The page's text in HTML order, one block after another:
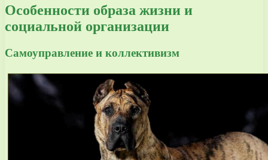
Особенности образа жизни и
социальной организации
Самоуправление и коллективизм